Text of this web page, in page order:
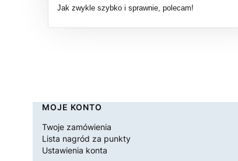
Jak zwykle szybko i sprawnie, polecam!
Linki w stopce
MOJE KONTO
Twoje zamówienia
Lista nagród za punkty
Ustawienia konta